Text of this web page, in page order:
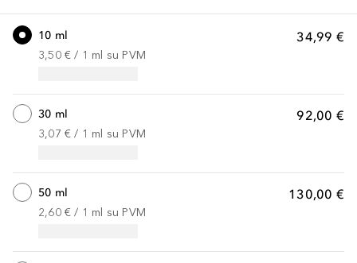
34,99 €
10 ml
3,50 € / 1 ml su PVM
92,00 €
30 ml
3,07 € / 1 ml su PVM
130,00 €
50 ml
2,60 € / 1 ml su PVM